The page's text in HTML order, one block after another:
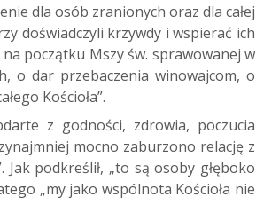
dla osób zranionych oraz dla całej
doświadczyli krzywdy i wspierać ich
początku Mszy św. sprawowanej w
o dar przebaczenia winowajcom, o
Kościoła”.
z godności, zdrowia, poczucia
mocno zaburzono relację z
Jak podkreślił, „to są osoby głęboko
„my jako wspólnota Kościoła nie